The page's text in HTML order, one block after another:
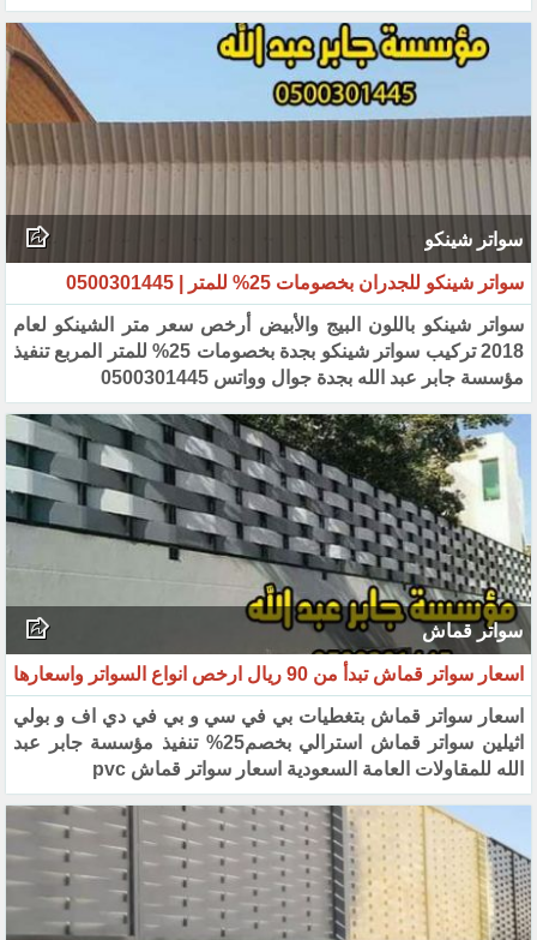
سواتر شينكو
سواتر شينكو للجدران بخصومات 25% للمتر | 0500301445‏
سواتر شينكو باللون البيج والأبيض أرخص سعر متر الشينكو لعام
2018 تركيب سواتر شينكو بجدة بخصومات 25% للمتر المربع تنفيذ
مؤسسة جابر عبد الله بجدة جوال وواتس 0500301445
سواتر قماش
اسعار سواتر قماش تبدأ من 90 ريال ارخص انواع السواتر واسعارها
اسعار سواتر قماش بتغطيات بي في سي و بي في دي اف و بولي
اثيلين سواتر قماش استرالي بخصم25% تنفيذ مؤسسة جابر عبد
الله للمقاولات العامة السعودية اسعار سواتر قماش pvc